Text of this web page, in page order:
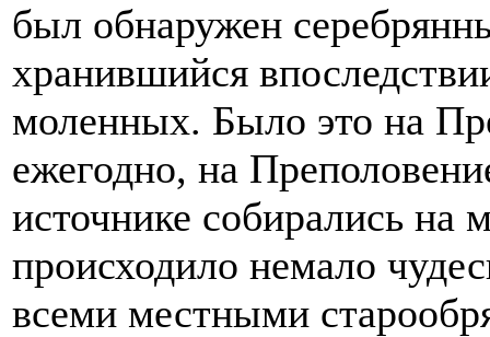
был обнаружен
хранившийся
моленных. Было это на
ежегодно, на
источнике собирались на
происходило немало
всеми местными